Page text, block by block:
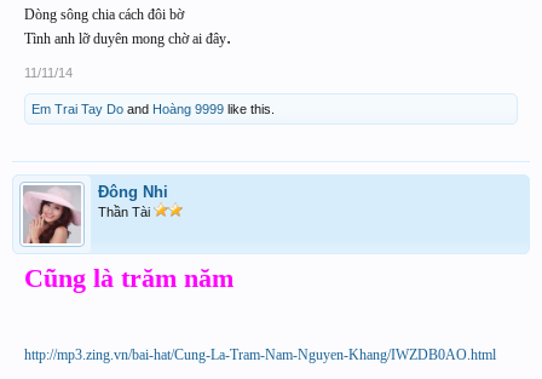
Dòng sông chia cách đôi bờ
Tình anh lỡ duyên mong chờ ai đây.
11/11/14
Em Trai Tay Do and Hoàng 9999 like this.
Đông Nhi
Thần Tài
Cũng là trăm năm
http://mp3.zing.vn/bai-hat/Cung-La-Tram-Nam-Nguyen-Khang/IWZDB0AO.html